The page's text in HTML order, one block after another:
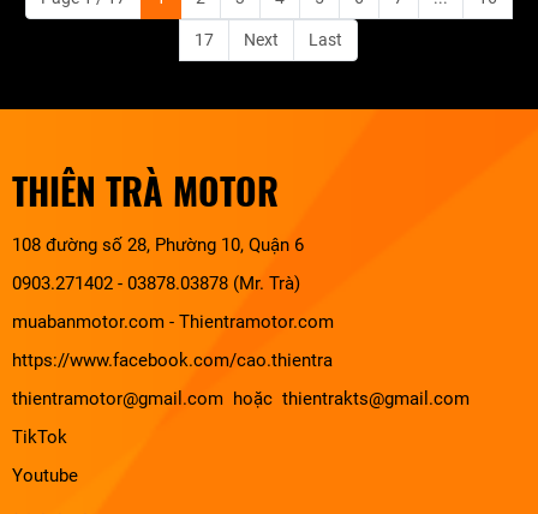
17 Next Last
THIÊN TRÀ MOTOR
108 đường số 28, Phường 10, Quận 6
0903.271402 - 03878.03878 (Mr. Trà)
muabanmotor.com - Thientramotor.com
https://www.facebook.com/cao.thientra
thientramotor@gmail.com hoặc thientrakts@gmail.com
TikTok
Youtube